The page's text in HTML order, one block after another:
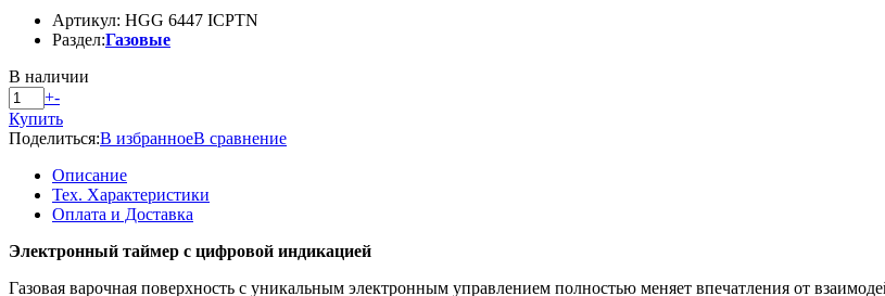
Артикул: HGG 6447 ICPTN
Раздел:Газовые
В наличии
+-
Купить
Поделиться:В избранноеВ сравнение
Описание
Тех. Характеристики
Оплата и Доставка
Электронный таймер с цифровой индикацией
Газовая варочная поверхность с уникальным электронным управлением полностью меняет впечатления от